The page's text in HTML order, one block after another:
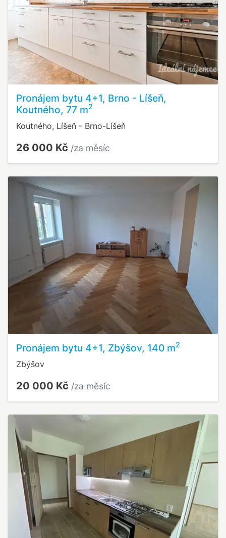
Pronájem bytu 4+1, Brno - Líšeň,
Koutného, 77 m2
Koutného, Líšeň - Brno-Líšeň
26 000 Kč /za měsíc
Pronájem bytu 4+1, Zbýšov, 140 m2
Zbýšov
20 000 Kč /za měsíc